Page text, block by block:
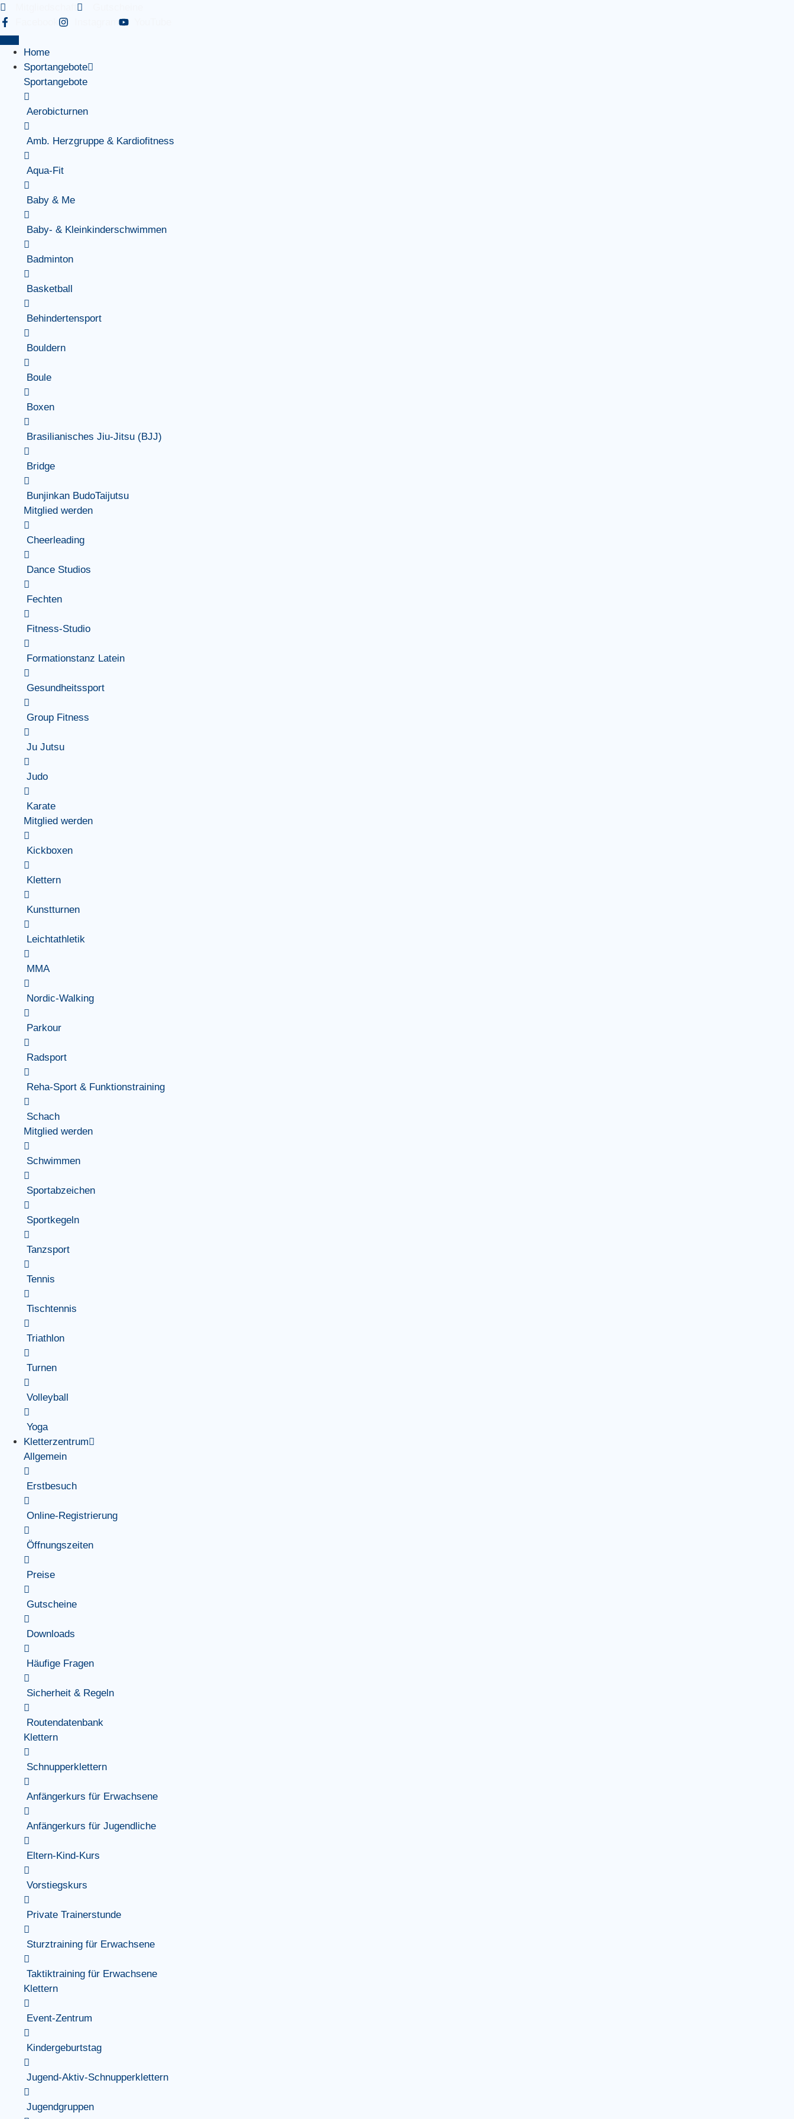
Home
Sportangebote
Sportangebote
Aerobicturnen
Amb. Herzgruppe & Kardiofitness
Aqua-Fit
Baby & Me
Baby- & Kleinkinderschwimmen
Badminton
Basketball
Behindertensport
Bouldern
Boule
Boxen
Brasilianisches Jiu-Jitsu (BJJ)
Bridge
Bunjinkan BudoTaijutsu
Mitglied werden
Cheerleading
Dance Studios
Fechten
Fitness-Studio
Formationstanz Latein
Gesundheitssport
Group Fitness
Ju Jutsu
Judo
Karate
Mitglied werden
Kickboxen
Klettern
Kunstturnen
Leichtathletik
MMA
Nordic-Walking
Parkour
Radsport
Reha-Sport & Funktionstraining
Schach
Mitglied werden
Schwimmen
Sportabzeichen
Sportkegeln
Tanzsport
Tennis
Tischtennis
Triathlon
Turnen
Volleyball
Yoga
Kletterzentrum
Allgemein
Erstbesuch
Online-Registrierung
Öffnungszeiten
Preise
Gutscheine
Downloads
Häufige Fragen
Sicherheit & Regeln
Routendatenbank
Klettern
Schnupperklettern
Anfängerkurs für Erwachsene
Anfängerkurs für Jugendliche
Eltern-Kind-Kurs
Vorstiegskurs
Private Trainerstunde
Sturztraining für Erwachsene
Taktiktraining für Erwachsene
Klettern
Event-Zentrum
Kindergeburtstag
Jugend-Aktiv-Schnupperklettern
Jugendgruppen